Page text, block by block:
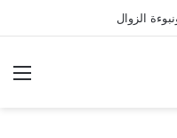
الزوال